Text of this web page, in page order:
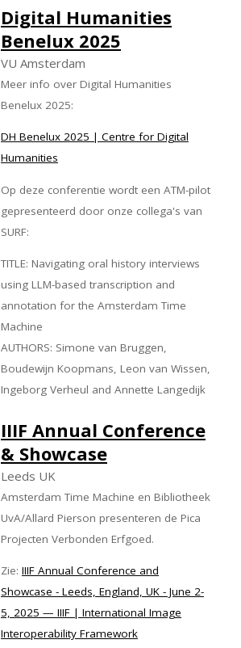
Digital Humanities
Benelux 2025
VU Amsterdam
Meer info over Digital Humanities
Benelux 2025:
DH Benelux 2025 | Centre for Digital
Humanities
Op deze conferentie wordt een ATM-pilot
gepresenteerd door onze collega's van
SURF:
TITLE: Navigating oral history interviews
using LLM-based transcription and
annotation for the Amsterdam Time
Machine
AUTHORS: Simone van Bruggen,
Boudewijn Koopmans, Leon van Wissen,
Ingeborg Verheul and Annette Langedijk
IIIF Annual Conference
& Showcase
Leeds UK
Amsterdam Time Machine en Bibliotheek
UvA/Allard Pierson presenteren de Pica
Projecten Verbonden Erfgoed.
Zie: IIIF Annual Conference and
Showcase - Leeds, England, UK - June 2-
5, 2025 — IIIF | International Image
Interoperability Framework